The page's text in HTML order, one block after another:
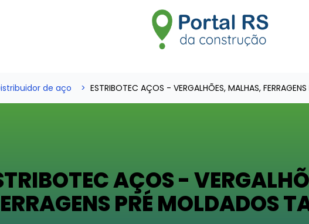
de aço ESTRIBOTEC AÇOS - VERGALHÕES, MALHAS,
AÇOS -
PRÉ MOLDADOS